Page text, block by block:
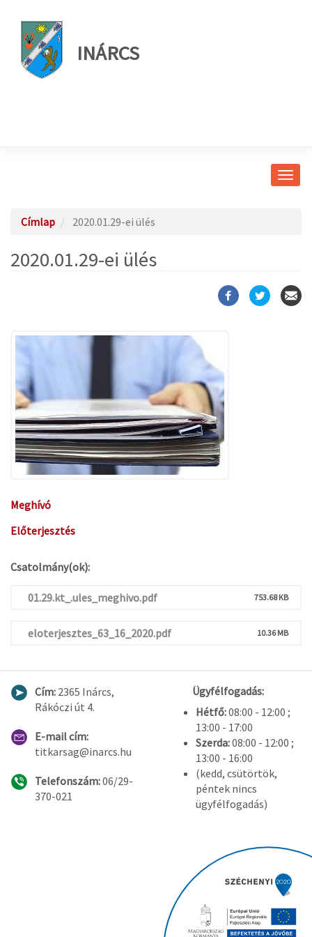
INÁRCS
Címlap 2020.01.29-ei ülés
2020.01.29-ei ülés
Meghívó
Előterjesztés
Csatolmány(ok):
01.29.kt_.ules_meghivo.pdf 753.68 KB
eloterjesztes_63_16_2020.pdf 10.36 MB
Cím: 2365 Inárcs,
Rákóczi út 4.
E-mail cím:
titkarsag@inarcs.hu
Telefonszám:06/29-
370-021
Ügyfélfogadás:
Hétfő:08:00 - 12:00 ;
13:00 - 17:00
Szerda:08:00 - 12:00 ;
13:00 - 16:00
(kedd, csütörtök,
péntek nincs
ügyfélfogadás)